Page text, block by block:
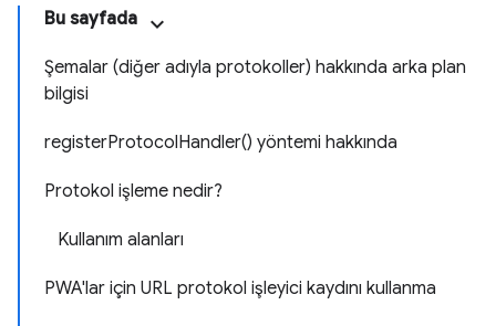
Bu sayfada
Şemalar (diğer adıyla protokoller) hakkında arka plan
bilgisi
registerProtocolHandler() yöntemi hakkında
Protokol işleme nedir?
Kullanım alanları
PWA'lar için URL protokol işleyici kaydını kullanma